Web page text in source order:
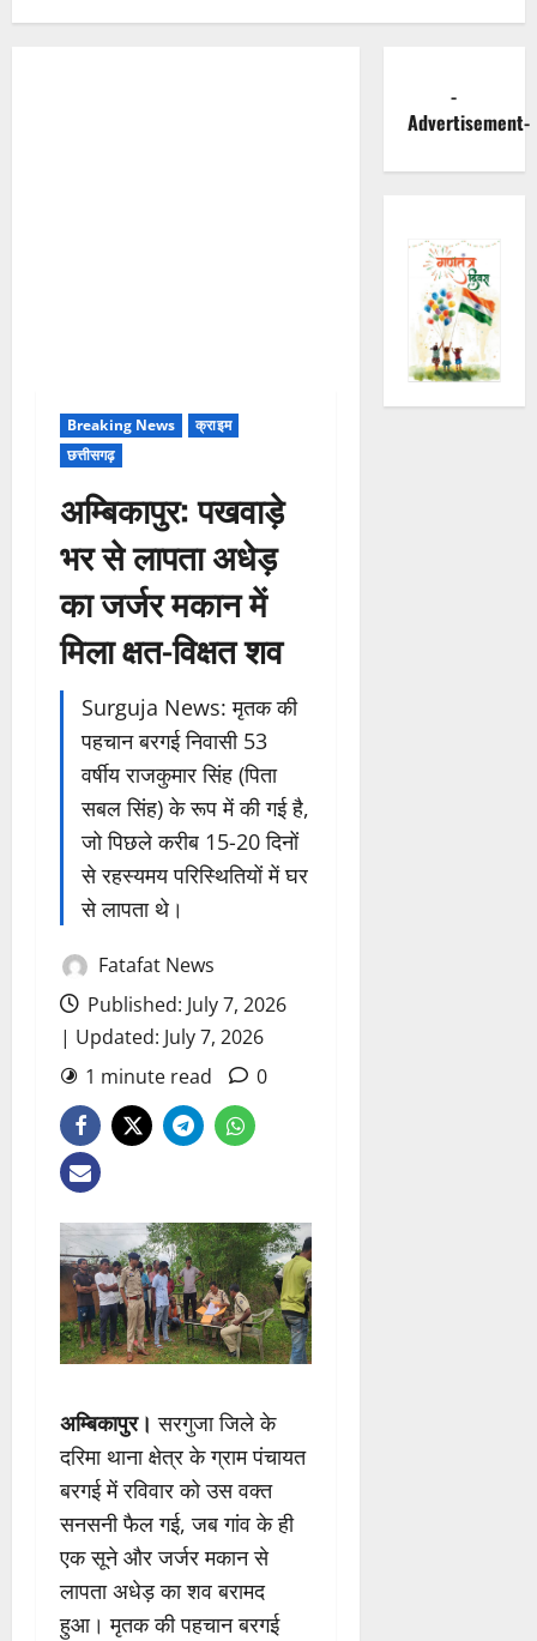
Breaking News
क्राइम
छत्तीसगढ़
अम्बिकापुर: पखवाड़े
भर से लापता अधेड़
का जर्जर मकान में
मिला क्षत-विक्षत शव
Surguja News: मृतक की
पहचान बरगई निवासी 53
वर्षीय राजकुमार सिंह (पिता
सबल सिंह) के रूप में की गई है,
जो पिछले करीब 15-20 दिनों
से रहस्यमय परिस्थितियों में घर
से लापता थे।
Fatafat News
Published: July 7, 2026
| Updated: July 7, 2026
1 minute read
0
अम्बिकापुर। सरगुजा जिले के
दरिमा थाना क्षेत्र के ग्राम पंचायत
बरगई में रविवार को उस वक्त
सनसनी फैल गई, जब गांव के ही
एक सूने और जर्जर मकान से
लापता अधेड़ का शव बरामद
हुआ। मृतक की पहचान बरगई
-
Advertisement-